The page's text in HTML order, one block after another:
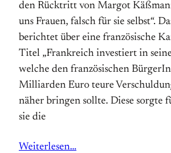
den Rücktritt von Margot
uns Frauen, falsch für sie selbst“.
berichtet über eine französische
Titel „Frankreich investiert in
welche den französischen
Milliarden Euro teure
näher bringen sollte. Diese sorgte
sie die
Weiterlesen…